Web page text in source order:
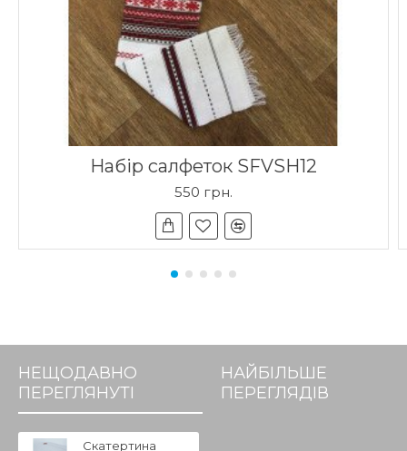
Набір салфеток SFVSH12
550 грн.
НЕЩОДАВНО
ПЕРЕГЛЯНУТІ
НАЙБІЛЬШЕ
ПЕРЕГЛЯДІВ
Скатертина